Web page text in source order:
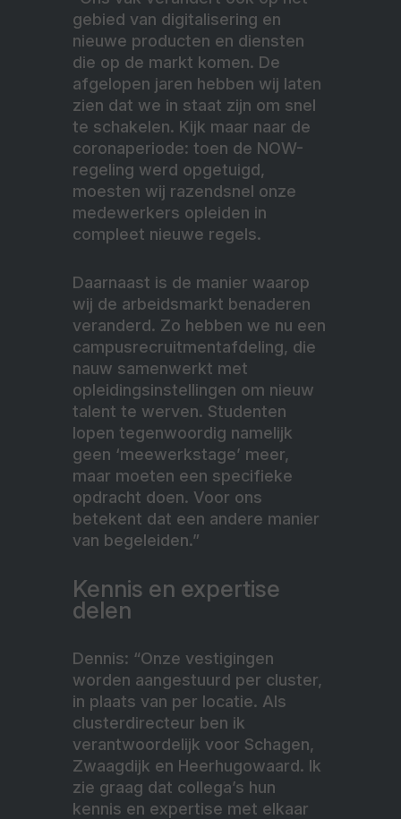
gebied van digitalisering en
nieuwe producten en diensten
die op de markt komen. De
afgelopen jaren hebben wij laten
zien dat we in staat zijn om snel
te schakelen. Kijk maar naar de
coronaperiode: toen de NOW-
regeling werd opgetuigd,
moesten wij razendsnel onze
medewerkers opleiden in
compleet nieuwe regels.
Daarnaast is de manier waarop
wij de arbeidsmarkt benaderen
veranderd. Zo hebben we nu een
campusrecruitmentafdeling, die
nauw samenwerkt met
opleidingsinstellingen om nieuw
talent te werven. Studenten
lopen tegenwoordig namelijk
geen ‘meewerkstage’ meer,
maar moeten een specifieke
opdracht doen. Voor ons
betekent dat een andere manier
van begeleiden.”
Kennis en expertise
delen
Dennis: “Onze vestigingen
worden aangestuurd per cluster,
in plaats van per locatie. Als
clusterdirecteur ben ik
verantwoordelijk voor Schagen,
Zwaagdijk en Heerhugowaard. Ik
zie graag dat collega’s hun
kennis en expertise met elkaar